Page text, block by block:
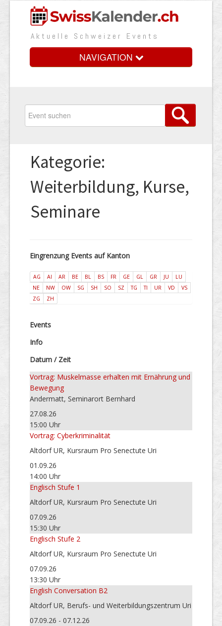
Aktuelle Schweizer Events
NAVIGATION
Vorteile
Medienbooster
Event erfassen
Kategorie:
Weiterbildung, Kurse,
Seminare
Eingrenzung Events auf Kanton
AG AI AR BE BL BS FR GE GL GR JU
LU
NE
NW OW SG SH SO SZ TG TI UR VD
VS
ZG
ZH
Events
Info
Datum / Zeit
Vortrag: Muskelmasse erhalten mit Ernährung und
Bewegung
Andermatt, Seminarort Bernhard
27.08.26
15:00 Uhr
Vortrag: Cyberkriminalität
Altdorf UR, Kursraum Pro Senectute Uri
01.09.26
14:00 Uhr
Englisch Stufe 1
Altdorf UR, Kursraum Pro Senectute Uri
07.09.26
15:30 Uhr
Englisch Stufe 2
Altdorf UR, Kursraum Pro Senectute Uri
07.09.26
13:30 Uhr
English Conversation B2
Altdorf UR, Berufs- und Weiterbildungszentrum Uri
07.09.26 - 07.12.26